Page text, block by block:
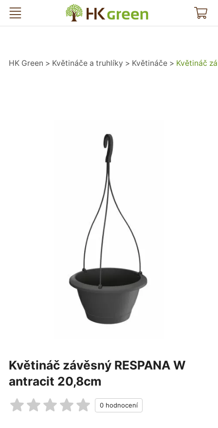
HK Green
HK Green Květináče a truhlíky Květináče Květináč
Květináč závěsný RESPANA W
antracit 20,8cm